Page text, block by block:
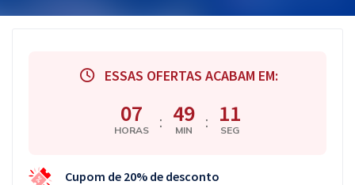
ESSAS OFERTAS ACABAM EM:
07
HORAS : 49
MIN : 10
SEG
Cupom de 20% de desconto